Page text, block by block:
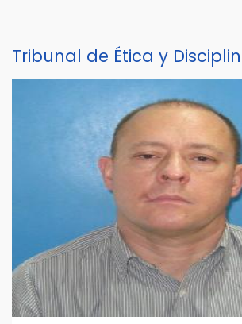
Tribunal de Ética y